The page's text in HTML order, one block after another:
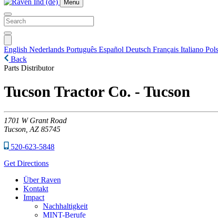
Menu
English Nederlands Português Español Deutsch Français Italiano
Back
Parts Distributor
Tucson Tractor Co. - Tucson
1701 W Grant Road
Tucson, AZ 85745
520-623-5848
Get Directions
Über Raven
Kontakt
Impact
Nachhaltigkeit
MINT-Berufe